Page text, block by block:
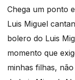
Chega um ponto
Luis Miguel
bolero do Luis
momento que
minhas filhas,